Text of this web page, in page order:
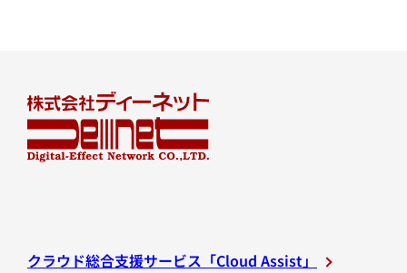
クラウド総合支援サービス「Cloud Assist」